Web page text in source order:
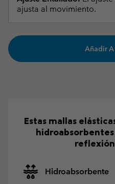
ajusta al movimiento.
Añadir A
Estas mallas
Hidroabsorbente